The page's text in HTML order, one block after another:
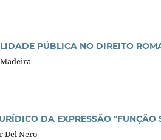
PÚBLICA NO DIREITO
DA EXPRESSÃO
Del Nero